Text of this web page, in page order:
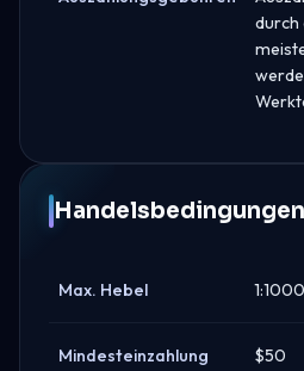
durch
Handelsbedingungen
Max. Hebel
Mindesteinzahlung $50